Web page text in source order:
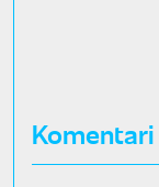
Komentari